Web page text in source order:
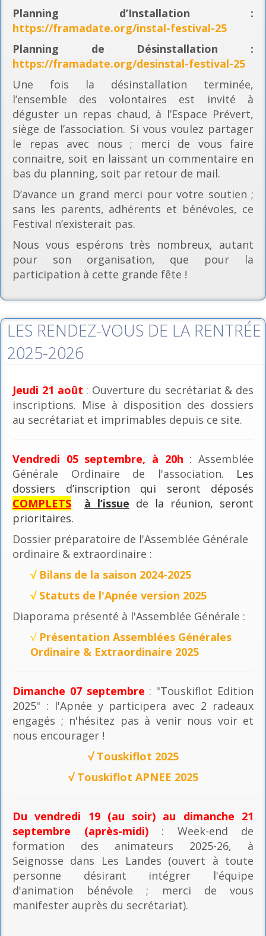
Planning d’Installation :
https://framadate.org/instal-festival-25
Planning de Désinstallation :
https://framadate.org/desinstal-festival-25
Une fois la désinstallation terminée,
l’ensemble des volontaires est invité à
déguster un repas chaud, à l’Espace Prévert,
siège de l’association. Si vous voulez partager
le repas avec nous ; merci de vous faire
connaitre, soit en laissant un commentaire en
bas du planning, soit par retour de mail.
D’avance un grand merci pour votre soutien ;
sans les parents, adhérents et bénévoles, ce
Festival n’existerait pas.
Nous vous espérons très nombreux, autant
pour son organisation, que pour la
participation à cette grande fête !
LES RENDEZ-VOUS DE LA RENTRÉE
2025-2026
Jeudi 21 août : Ouverture du secrétariat & des
inscriptions. Mise à disposition des dossiers
au secrétariat et imprimables depuis ce site.
Vendredi 05 septembre, à 20h : Assemblée
Générale Ordinaire de l'association. Les
dossiers d’inscription qui seront déposés
COMPLETS
à l’issue de la réunion, seront
prioritaires.
Dossier préparatoire de l'Assemblée Générale
ordinaire & extraordinaire :
√ Bilans de la saison 2024-2025
√ Statuts de l'Apnée version 2025
Diaporama présenté à l'Assemblée Générale :
√ Présentation Assemblées Générales
Ordinaire & Extraordinaire 2025
Dimanche 07 septembre : "Touskiflot Edition
2025" : l'Apnée y participera avec 2 radeaux
engagés ; n'hésitez pas à venir nous voir et
nous encourager !
√ Touskiflot 2025
√ Touskiflot APNEE 2025
Du vendredi 19 (au soir) au dimanche 21
septembre (après-midi): Week-end de
formation des animateurs 2025-26, à
Seignosse dans Les Landes (ouvert à toute
personne désirant intégrer l'équipe
d'animation bénévole ; merci de vous
manifester auprès du secrétariat).